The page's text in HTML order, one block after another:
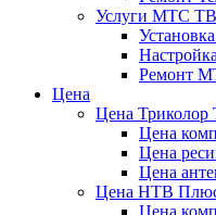
Услуги МТС ТВ
Ремонт
Цена
Цена Триколор
Цена
Цена
Цена
Цена НТВ
Цена